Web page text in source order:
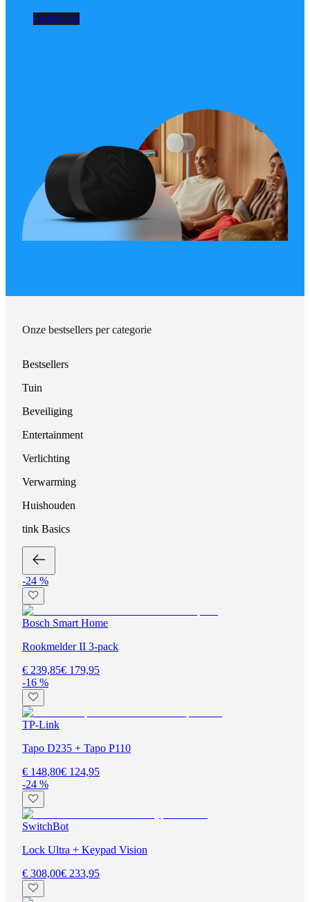
Ontdek nu
Onze bestsellers per categorie
Bestsellers
Tuin
Beveiliging
Entertainment
Verlichting
Verwarming
Huishouden
tink Basics
-24 %
Bosch Smart Home
Rookmelder II 3-pack
€ 239,85€ 179,95
-16 %
TP-Link
Tapo D235 + Tapo P110
€ 148,80€ 124,95
-24 %
SwitchBot
Lock Ultra + Keypad Vision
€ 308,00€ 233,95